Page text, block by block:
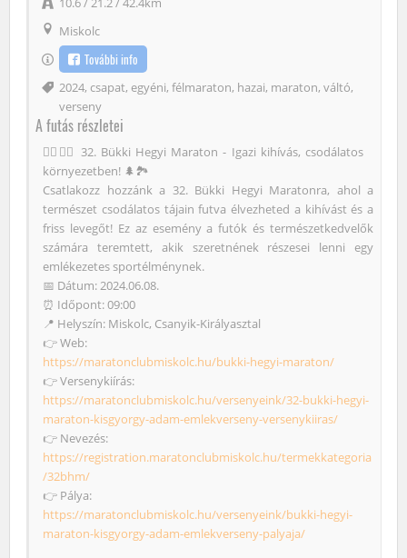
Miskolc
További info
Címke
2024, csapat, egyéni, félmaraton, hazai, maraton, váltó,
verseny
A futás részletei
🏃‍♀️🏃‍♂️ 32. Bükki Hegyi Maraton - Igazi kihívás, csodálatos
környezetben! 🌲🏞️
Csatlakozz hozzánk a 32. Bükki Hegyi Maratonra, ahol a
természet csodálatos tájain futva élvezheted a kihívást és a
friss levegőt! Ez az esemény a futók és természetkedvelők
számára teremtett, akik szeretnének részesei lenni egy
emlékezetes sportélménynek.
📅 Dátum: 2024.06.08.
⏰ Időpont: 09:00
📍 Helyszín: Miskolc, Csanyik-Királyasztal
👉 Web:
https://maratonclubmiskolc.hu/bukki-hegyi-maraton/
👉 Versenykiírás:
https://maratonclubmiskolc.hu/versenyeink/32-bukki-hegyi-
maraton-kisgyorgy-adam-emlekverseny-versenykiiras/
👉 Nevezés:
https://registration.maratonclubmiskolc.hu/termekkategoria
/32bhm/
👉 Pálya:
https://maratonclubmiskolc.hu/versenyeink/bukki-hegyi-
maraton-kisgyorgy-adam-emlekverseny-palyaja/